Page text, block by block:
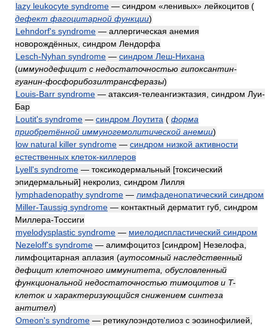
lazy leukocyte syndrome — синдром «ленивых» лейкоцитов (
дефект фагоцитарной функции)
Lehndorf's syndrome — аллергическая анемия
новорождённых, синдром Лендорфа
Lesch-Nyhan syndrome — синдром Леш-Нихана
(иммунодефицит с недостаточностью гипоксантин-
гуанин-фосфорибозилтрансферазы)
Louis-Barr syndrome — атаксия-телеангиэктазия, синдром Луи-
Бар
Loutit's syndrome — синдром Лоутита ( форма
приобретённой иммуногемолитической анемии)
low natural killer syndrome — синдром низкой активности
естественных клеток-киллеров
Lyell's syndrome — токсикодермальный [токсический
эпидермальный] некролиз, синдром Лилля
lymphadenopathy syndrome — лимфаденопатический синдром
Miller-Taussig syndrome — контактный дерматит губ, синдром
Миллера-Тоссиги
myelodysplastic syndrome — миелодиспластический синдром
Nezeloff's syndrome — алимфоцитоз [синдром] Незелофа,
лимфоцитарная аплазия (аутосомный наследственный
дефицит клеточного иммунитета, обусловленный
функциональной недостаточностью тимоцитов и T-
клеток и характеризующийся снижением синтеза
антител)
Omeon's syndrome — ретикулоэндотелиоз с эозинофилией,